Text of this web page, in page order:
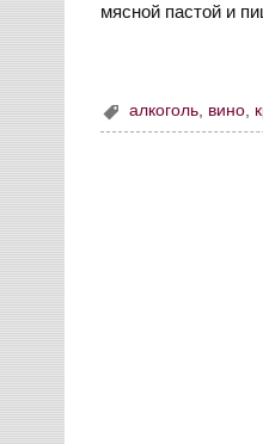
мясной пастой и
алкоголь вино